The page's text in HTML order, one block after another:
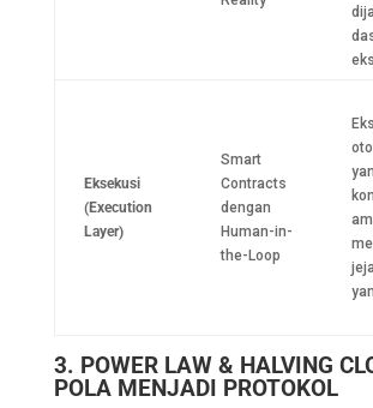
Eksekusi
(Execution
Layer)
Smart
Contracts
dengan
Human-in-
the-Loop
3. POWER LAW & HALVING
POLA MENJADI PROTOKOL